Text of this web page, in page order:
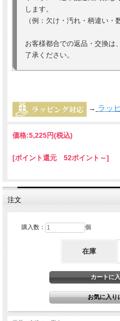
します。
（例：欠け・汚れ・柄違い・
お客様都合での返品・交換は、
了承ください。
→ ラッ
価格:5,225円(税込)
[ポイント還元 52ポイント～]
注文
購入数： 個
在庫